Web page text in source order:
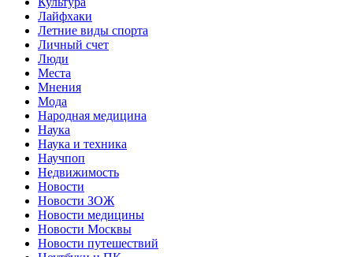
Лайфхаки
Летние виды спорта
Личный счет
Люди
Места
Мнения
Мода
Народная медицина
Наука
Наука и техника
Научпоп
Недвижимость
Новости
Новости ЗОЖ
Новости медицины
Новости Москвы
Новости путешествий